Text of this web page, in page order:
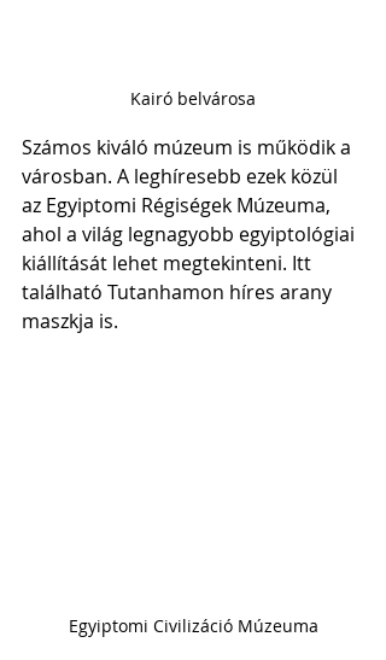
Kairó belvárosa
Számos kiváló múzeum is működik a
városban. A leghíresebb ezek közül
az Egyiptomi Régiségek Múzeuma,
ahol a világ legnagyobb egyiptológiai
kiállítását lehet megtekinteni. Itt
található Tutanhamon híres arany
maszkja is.
Egyiptomi Civilizáció Múzeuma